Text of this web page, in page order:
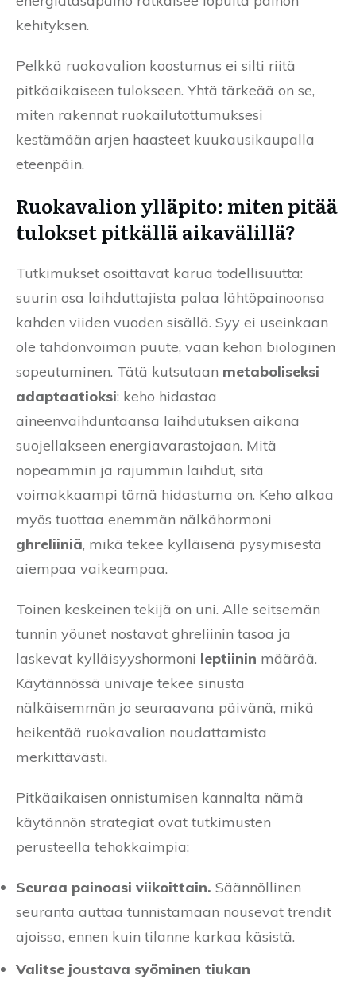
kehityksen.
Pelkkä ruokavalion koostumus ei silti riitä
pitkäaikaiseen tulokseen. Yhtä tärkeää on se,
miten rakennat ruokailutottumuksesi
kestämään arjen haasteet kuukausikaupalla
eteenpäin.
Ruokavalion ylläpito: miten pitää
tulokset pitkällä aikavälillä?
Tutkimukset osoittavat karua todellisuutta:
suurin osa laihduttajista palaa lähtöpainoonsa
kahden viiden vuoden sisällä. Syy ei useinkaan
ole tahdonvoiman puute, vaan kehon biologinen
sopeutuminen. Tätä kutsutaan metaboliseksi
adaptaatioksi: keho hidastaa
aineenvaihduntaansa laihdutuksen aikana
suojellakseen energiavarastojaan. Mitä
nopeammin ja rajummin laihdut, sitä
voimakkaampi tämä hidastuma on. Keho alkaa
myös tuottaa enemmän nälkähormoni
ghreliiniä, mikä tekee kylläisenä pysymisestä
aiempaa vaikeampaa.
Toinen keskeinen tekijä on uni. Alle seitsemän
tunnin yöunet nostavat ghreliinin tasoa ja
laskevat kylläisyyshormoni leptiinin määrää.
Käytännössä univaje tekee sinusta
nälkäisemmän jo seuraavana päivänä, mikä
heikentää ruokavalion noudattamista
merkittävästi.
Pitkäaikaisen onnistumisen kannalta nämä
käytännön strategiat ovat tutkimusten
perusteella tehokkaimpia:
Seuraa painoasi viikoittain. Säännöllinen
seuranta auttaa tunnistamaan nousevat trendit
ajoissa, ennen kuin tilanne karkaa käsistä.
Valitse joustava syöminen tiukan